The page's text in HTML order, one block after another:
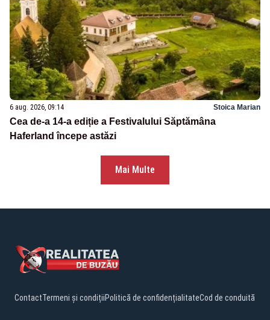
6 aug. 2026, 09:14 Stoica Marian
Cea de-a 14-a ediție a Festivalului Săptămâna
Haferland începe astăzi
Mai Multe
ContactTermeni și condițiiPolitică de confidențialitateCod de conduită